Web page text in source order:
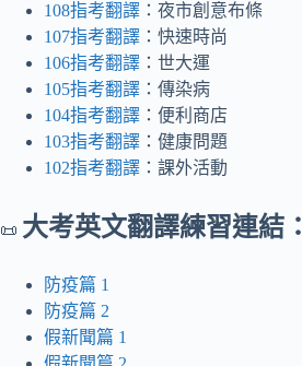
108指考翻譯 ：夜市創意布條
107指考翻譯 ：快速時尚
106指考翻譯 ：世大運
105指考翻譯 ：傳染病
104指考翻譯 ：便利商店
103指考翻譯 ：健康問題
102指考翻譯 ：課外活動
📜 大考英文翻譯練習連結：
防疫篇 1
防疫篇 2
假新聞篇 1